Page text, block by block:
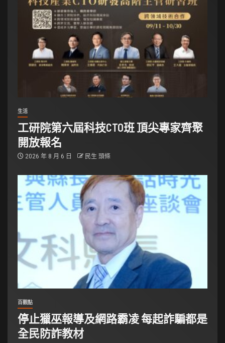
生活
工研院第六屆科技CTO班 頂尖專家齊聚
開放報名
2026 年 8 月 6 日 民生 頭條
百觀點
停止獵巫報導及網路霸凌 每起詐騙都是
全民防詐教材